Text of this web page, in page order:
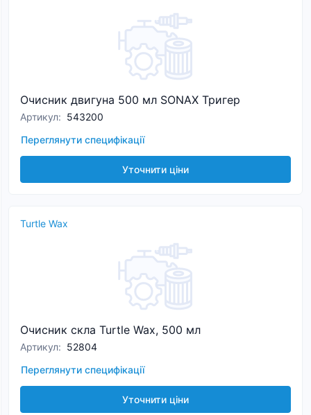
Очисник двигуна 500 мл SONAX Тригер
Артикул: 543200
Переглянути специфікації
Уточнити ціни
Turtle Wax
Очисник скла Turtle Wax, 500 мл
Артикул: 52804
Переглянути специфікації
Уточнити ціни